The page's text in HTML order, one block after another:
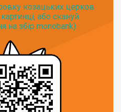
козацьких церков
або скануй
на збір monobank):